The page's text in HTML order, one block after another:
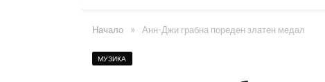
Начало » Анн-Джи грабна пореден златен медал
МУЗИКА